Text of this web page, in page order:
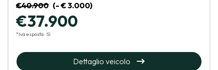
€40.900 (- € 3.000)
€37.900
*Iva esposta: Sì
Dettaglio veicolo